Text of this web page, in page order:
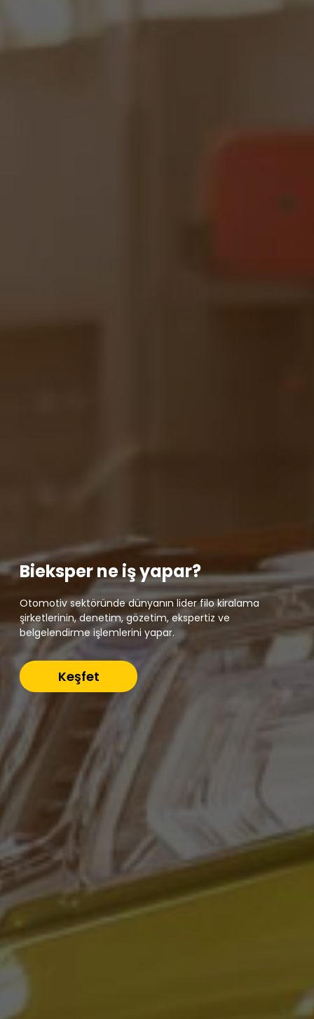
Bieksper ne iş yapar?
Otomotiv sektöründe dünyanın lider filo kiralama
şirketlerinin, denetim, gözetim, ekspertiz ve
belgelendirme işlemlerini yapar.
Keşfet